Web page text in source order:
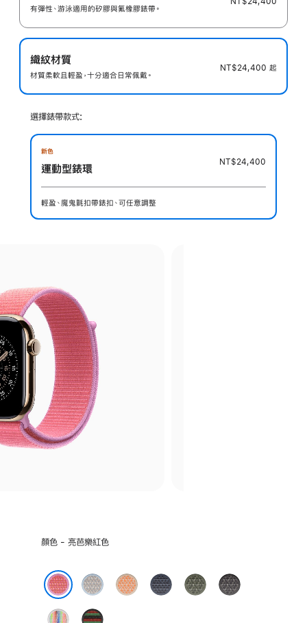
有彈性、游泳適用的矽膠與氟橡膠錶帶。
織紋材質
材質柔軟且輕盈，十分適合日常佩戴。
NT$24,400 起
選擇錶帶款式:
新色
運動型錶環
NT$24,400
輕盈、魔鬼氈扣帶錶扣、可任意調整
選
種
顏
色:
顏色 - 亮芭樂紅色
藍
霧
色
哈
密
錨
藍
森
林
深
灰
驕
Black Unity -